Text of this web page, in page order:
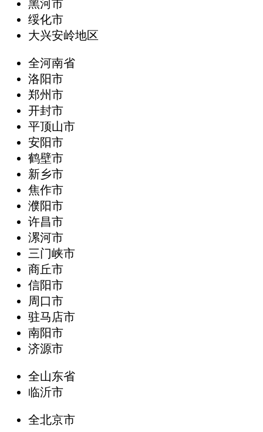
黑河市
绥化市
大兴安岭地区
全河南省
洛阳市
郑州市
开封市
平顶山市
安阳市
鹤壁市
新乡市
焦作市
濮阳市
许昌市
漯河市
三门峡市
商丘市
信阳市
周口市
驻马店市
南阳市
济源市
全山东省
临沂市
全北京市